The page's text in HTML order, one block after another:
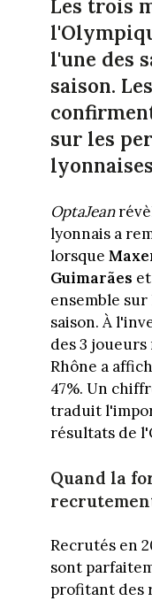
Les trois
l'une des
saison.
sur les
OptaJean
lyonnais a
lorsque
Guimarães et
ensemble
saison. À
des 3
Rhône a
47%. Un
traduit
résultats de
Quand la
Recrutés en
sont
profitant des